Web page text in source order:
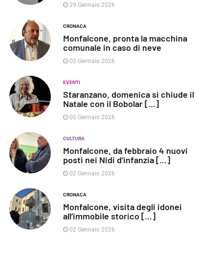
29 Gennaio 2026
CRONACA
Monfalcone, pronta la macchina
comunale in caso di neve
05 Gennaio 2026
EVENTI
Staranzano, domenica si chiude il
Natale con il Bobolar [...]
05 Gennaio 2026
CULTURA
Monfalcone, da febbraio 4 nuovi
posti nei Nidi d’infanzia [...]
02 Gennaio 2026
CRONACA
Monfalcone, visita degli idonei
all’immobile storico [...]
02 Gennaio 2026